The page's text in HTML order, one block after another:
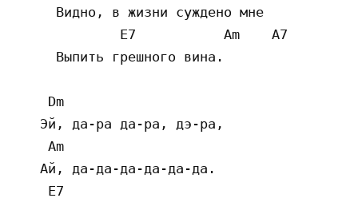
     Видно, в жизни суждено мне
             E7           Am    A7
     Выпить грешного вина.
    Dm
   Эй, да-ра да-ра, дэ-ра,
    Am
   Ай, да-да-да-да-да-да.
    E7